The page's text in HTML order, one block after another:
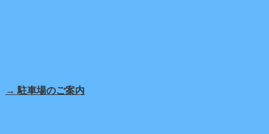
→ 駐車場のご案内